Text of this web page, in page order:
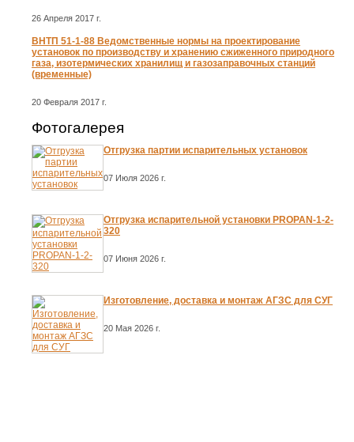
26 Апреля 2017 г.
ВНТП 51-1-88 Ведомственные нормы на проектирование
установок по производству и хранению сжиженного природного
газа, изотермических хранилищ и газозаправочных станций
(временные)
20 Февраля 2017 г.
Фотогалерея
Отгрузка партии испарительных установок
07 Июля 2026 г.
Отгрузка испарительной установки PROPAN-1-2-
320
07 Июня 2026 г.
Изготовление, доставка и монтаж АГЗС для СУГ
20 Мая 2026 г.